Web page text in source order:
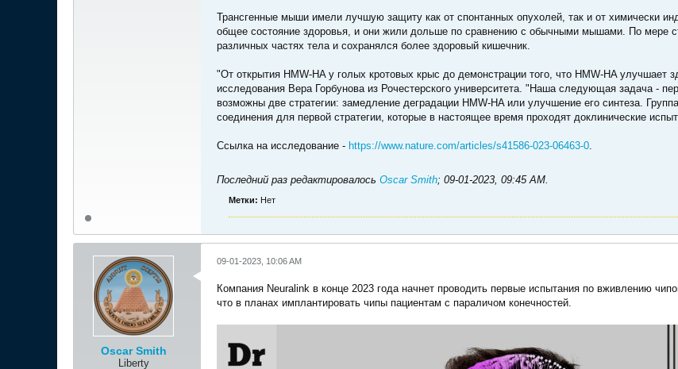
Трансгенные мыши имели лучшую защиту как от спонтанных опухолей, так и от химически
общее состояние здоровья, и они жили дольше по сравнению с обычными мышами. По мере
различных частях тела и сохранялся более здоровый кишечник.
"От открытия HMW-HA у голых кротовых крыс до демонстрации того, что HMW-HA
исследования Вера Горбунова из Рочестерского университета. "Наша следующая задача -
возможны две стратегии: замедление деградации HMW-HA или улучшение его синтеза.
соединения для первой стратегии, которые в настоящее время проходят доклинические
Ссылка на исследование - https://www.nature.com/articles/s41586-023-06463-0.
Последний раз редактировалось Oscar Smith; 09-01-2023, 09:45 AM.
Метки: Нет
Oscar Smith
Liberty
09-01-2023, 10:06 AM
Компания Neuralink в конце 2023 года начнет проводить первые испытания по вживлению
что в планах имплантировать чипы пациентам с параличом конечностей.